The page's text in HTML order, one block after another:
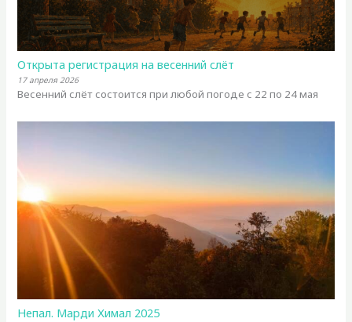
Открыта регистрация на весенний слёт
17 апреля 2026
Весенний слёт состоится при любой погоде с 22 по 24 мая
Непал. Марди Химал 2025